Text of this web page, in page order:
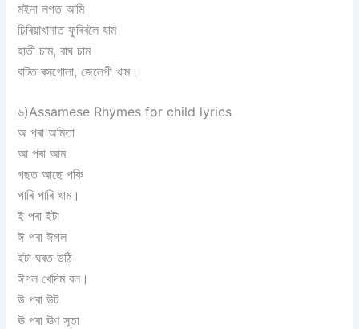
মইনা লগত আমি
চিৰিয়াখানাত ফুৰিবলৈ যাম
হাতী চাম, বাঘ চাম
বাটত ৰসগোলা, জেলেপী খাম।
৬)Assamese Rhymes for child lyrics
অ পৰা অমিতা
আ পৰা আম
গছত আছে পকি
পাৰি পাৰি খাম।
ই পৰা ইটা
ঈ পৰা ঈগল
ইটা ঘৰত উঠি
ঈগল খেদিম বল।
উ পৰা উট
ঊ পৰা ঊণ সূতা